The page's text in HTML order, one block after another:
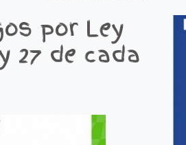
por Ley
27 de cada